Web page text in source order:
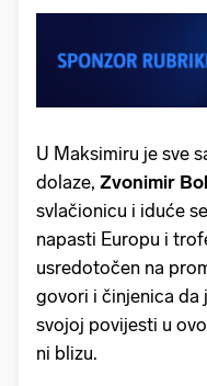
U Maksimiru je sve
dolaze, Zvonimir
svlačionicu i iduće
napasti Europu i
usredotočen na
govori i činjenica da
svojoj povijesti u
ni blizu.